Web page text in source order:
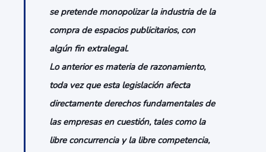
se pretende monopolizar la industria de la
compra de espacios publicitarios, con
algún fin extralegal.
Lo anterior es materia de razonamiento,
toda vez que esta legislación afecta
directamente derechos fundamentales de
las empresas en cuestión, tales como la
libre concurrencia y la libre competencia,